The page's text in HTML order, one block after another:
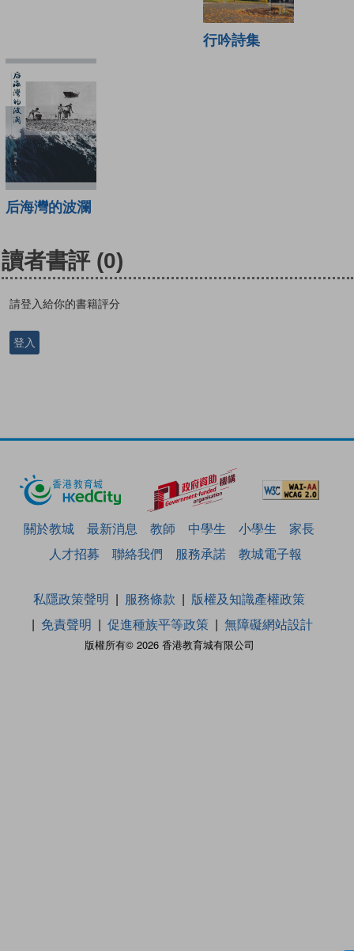
行吟詩集
后海灣的波瀾
讀者書評 (0)
請登入給你的書籍評分
登入
關於教城 最新消息 教師 中學生 小學生
家長
人才招募
聯絡我們 服務承諾 教城電子報
版權所有© 2026 香港教育城有限公司
私隱政策聲明 服務條款
版權及知識產權政策
免責聲明
促進種族平等政策 無障礙網站設計